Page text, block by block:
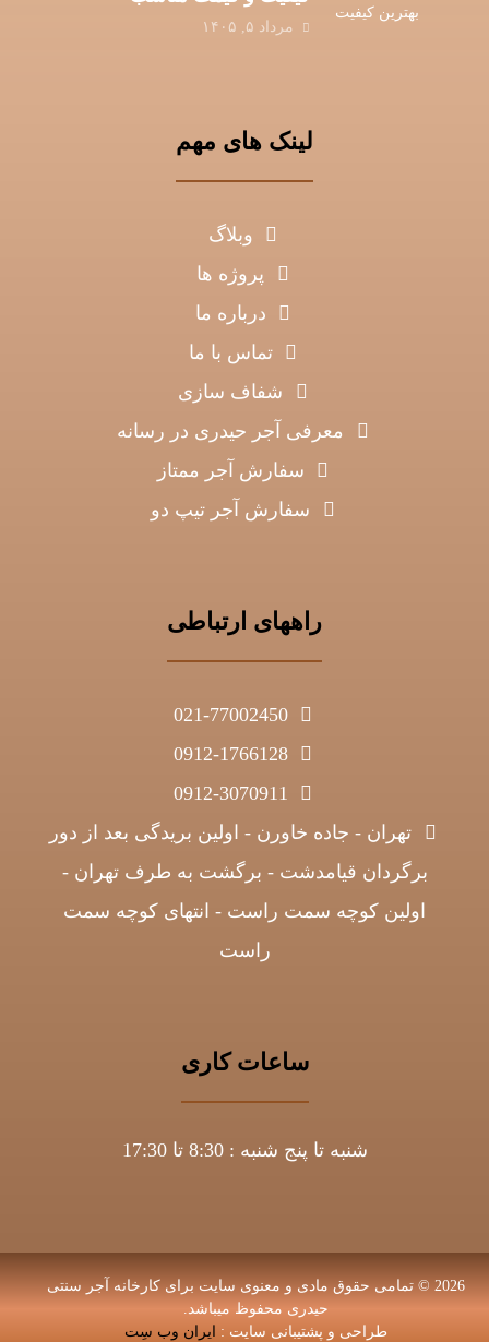
مرداد ۵, ۱۴۰۵
لینک های مهم
وبلاگ
پروژه ها
درباره ما
تماس با ما
شفاف سازی
معرفی آجر حیدری در رسانه
سفارش آجر ممتاز
سفارش آجر تیپ دو
راههای ارتباطی
021-77002450
0912-1766128
0912-3070911
تهران - جاده خاورن - اولین بریدگی بعد از دور
برگردان قیامدشت - برگشت به طرف تهران -
اولین کوچه سمت راست - انتهای کوچه سمت
راست
ساعات کاری
شنبه تا پنج شنبه : 8:30 تا 17:30
2026 © تمامی حقوق مادی و معنوی سایت برای کارخانه آجر سنتی
حیدری محفوظ میباشد.
طراحی و پشتیبانی سایت : ایران وب سِت